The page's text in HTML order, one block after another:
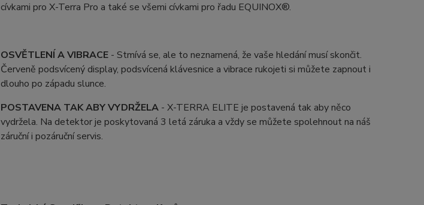
cívkami pro X-Terra Pro a také se všemi cívkami pro řadu EQUINOX®.
OSVĚTLENÍ A VIBRACE - Stmívá se, ale to neznamená, že vaše hledání musí skončit.
Červeně podsvícený display, podsvícená klávesnice a vibrace rukojeti si můžete zapnout i
dlouho po západu slunce.
POSTAVENA TAK ABY VYDRŽELA- X-TERRA ELITE je postavená tak aby něco
vydržela. Na detektor je poskytovaná 3 letá záruka a vždy se můžete spolehnout na náš
záruční i pozáruční servis.